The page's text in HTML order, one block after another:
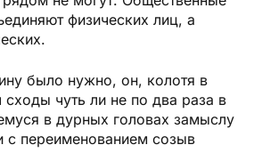
физических лиц, а
было нужно, он, колотя в
сходы чуть ли не по два раза в
в дурных головах замыслу
с переименованием созыв